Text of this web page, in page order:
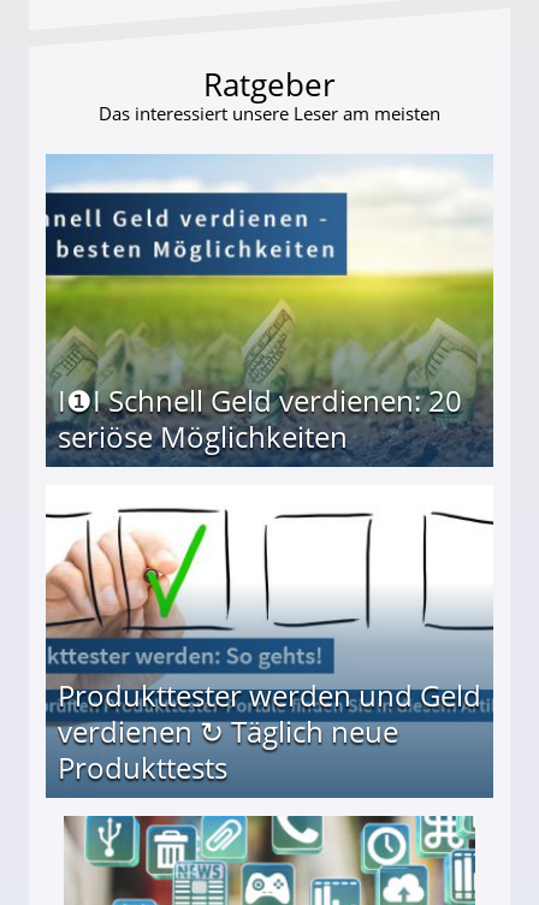
Ratgeber
Das interessiert unsere Leser am meisten
I❶I Schnell Geld verdienen: 20
seriöse Möglichkeiten
Produkttester werden und Geld
verdienen ↻ Täglich neue
Produkttests
↻ Täglich neue Produkttests